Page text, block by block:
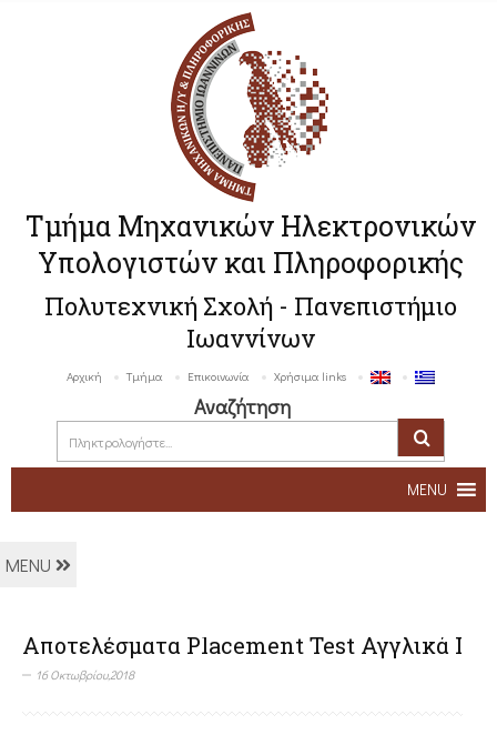
Τμήμα Μηχανικών Ηλεκτρονικών
Υπολογιστών και Πληροφορικής
Πολυτεχνική Σχολή - Πανεπιστήμιο
Ιωαννίνων
Αρχική Τμήμα Επικοινωνία Χρήσιμα links
Αναζήτηση
MENU
MENU
Αποτελέσματα Placement Test Αγγλικά Ι
16 Οκτωβρίου,2018